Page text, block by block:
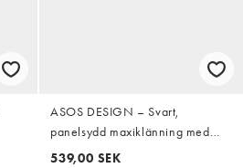
ASOS DESIGN – Svart,
panelsydd maxiklänning med
djup halsringning i tech-material
539,00 SEK